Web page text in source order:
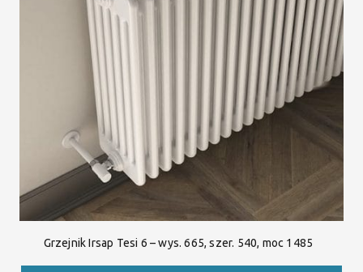
Grzejnik Irsap Tesi 6 – wys. 665, szer. 540, moc 1485